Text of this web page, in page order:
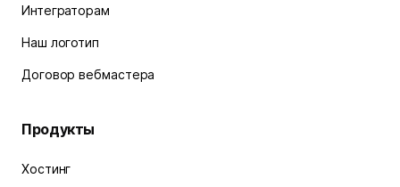
Интеграторам
Наш логотип
Договор вебмастера
Продукты
Хостинг